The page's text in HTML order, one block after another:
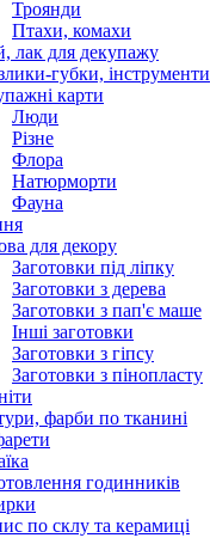
Троянди
Птахи, комахи
лак для декупажу
губки, інструменти
карти
Люди
Різне
Флора
Натюрморти
Фауна
для декору
Заготовки під ліпку
Заготовки з дерева
Заготовки з пап'є маше
Інші заготовки
Заготовки з гіпсу
Заготовки з пінопласту
фарби по тканині
годинників
по склу та керамиці